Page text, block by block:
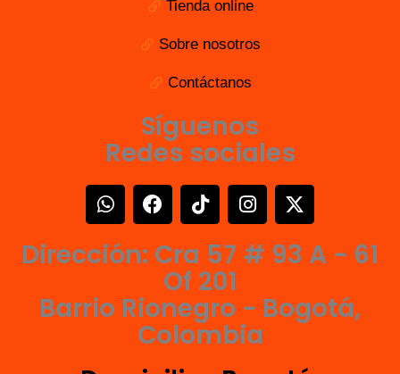
Tienda online
Sobre nosotros
Contáctanos
Síguenos
Redes sociales
W
h
t
p
F
a
e
o
k
T
i
o
k
I
n
t
r
a
m
X
-
w
t
e
Dirección: Cra 57 # 93 A - 61
Of 201
Barrio Rionegro - Bogotá,
Colombia